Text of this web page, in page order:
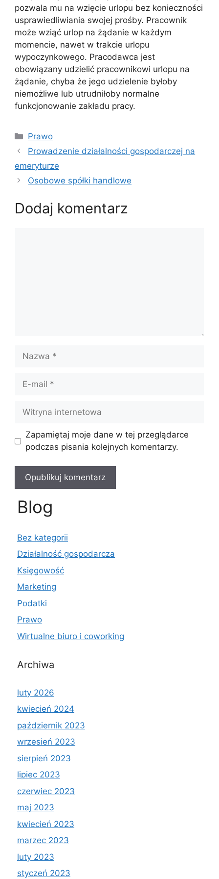
pozwala mu na wzięcie urlopu bez konieczności
usprawiedliwiania swojej prośby. Pracownik
może wziąć urlop na żądanie w każdym
momencie, nawet w trakcie urlopu
wypoczynkowego. Pracodawca jest
obowiązany udzielić pracownikowi urlopu na
żądanie, chyba że jego udzielenie byłoby
niemożliwe lub utrudniłoby normalne
funkcjonowanie zakładu pracy.
Kategorie
Prawo
Prowadzenie działalności gospodarczej na
emeryturze
Osobowe spółki handlowe
Dodaj komentarz
Nazwa
Witryna
internetowa
Zapamiętaj moje dane w tej przeglądarce
podczas pisania kolejnych komentarzy.
Blog
Bez kategorii
Działalność gospodarcza
Księgowość
Marketing
Podatki
Prawo
Wirtualne biuro i coworking
Archiwa
luty 2026
kwiecień 2024
październik 2023
wrzesień 2023
sierpień 2023
lipiec 2023
czerwiec 2023
maj 2023
kwiecień 2023
marzec 2023
luty 2023
styczeń 2023